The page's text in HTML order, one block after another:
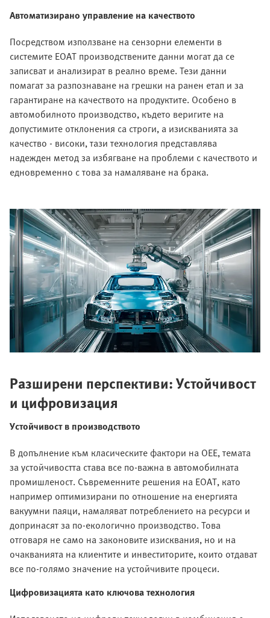
Автоматизирано управление на качеството
Посредством използване на сензорни елементи в
системите EOAT производствените данни могат да се
записват и анализират в реално време. Тези данни
помагат за разпознаване на грешки на ранен етап и за
гарантиране на качеството на продуктите. Особено в
автомобилното производство, където веригите на
допустимите отклонения са строги, а изискванията за
качество - високи, тази технология представлява
надежден метод за избягване на проблеми с качеството и
едновременно с това за намаляване на брака.
Разширени перспективи: Устойчивост
и цифровизация
Устойчивост в производството
В допълнение към класическите фактори на OEE, темата
за устойчивостта става все по-важна в автомобилната
промишленост. Съвременните решения на EOAT, като
например оптимизирани по отношение на енергията
вакуумни паяци, намаляват потреблението на ресурси и
допринасят за по-екологично производство. Това
отговаря не само на законовите изисквания, но и на
очакванията на клиентите и инвеститорите, които отдават
все по-голямо значение на устойчивите процеси.
Цифровизацията като ключова технология